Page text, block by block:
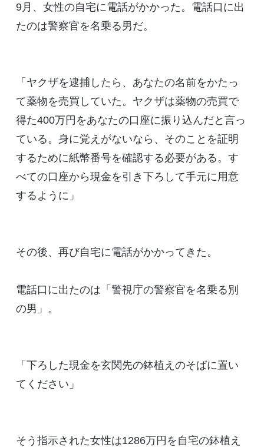
9月、女性の自宅に電話がかかった。電話口に出
たのは警察官を名乗る男だ。
「ヤクザを逮捕したら、あなたの名前をかたっ
て薬物を売買していた。ヤクザは薬物の売買で
得た400万円をあなたの口座に振り込んだと言っ
ている。身に覚えがないなら、そのことを証明
するために紙幣番号を確認する必要がある。す
べての口座から現金を引き下ろして手元に用意
するように」
その後、再び自宅に電話がかかってきた。
電話口に出たのは「警視庁の警察官を名乗る別
の男」。
「下ろした現金を玄関先の鉢植えのそばに置い
てください」
そう指示された女性は1286万円を自宅の鉢植え